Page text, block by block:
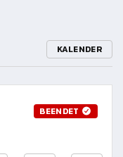
KALENDER
BEENDET